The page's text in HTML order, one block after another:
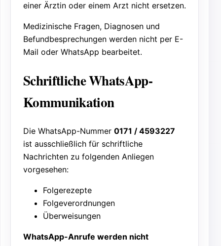
einer Ärztin oder einem Arzt nicht ersetzen.
Medizinische Fragen, Diagnosen und
Befundbesprechungen werden nicht per E-
Mail oder WhatsApp bearbeitet.
Schriftliche WhatsApp-
Kommunikation
Die WhatsApp-Nummer 0171 / 4593227
ist ausschließlich für schriftliche
Nachrichten zu folgenden Anliegen
vorgesehen:
Folgerezepte
Folgeverordnungen
Überweisungen
WhatsApp-Anrufe werden nicht